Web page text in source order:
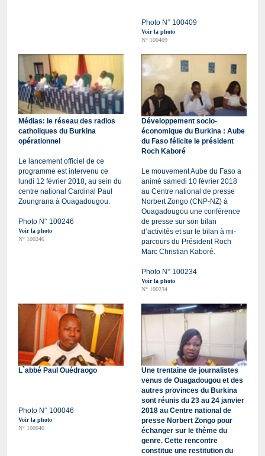
Photo N° 100409
Voir la photo
N° 100409
Médias: le réseau des radios
catholiques du Burkina
opérationnel
Le lancement officiel de ce
programme est intervenu ce
lundi 12 février 2018, au sein du
centre national Cardinal Paul
Zoungrana à Ouagadougou.
Photo N° 100246
Voir la photo
N° 100246
Développement socio-
économique du Burkina : Aube
du Faso félicite le président
Roch Kaboré
Le mouvement Aube du Faso a
animé samedi 10 février 2018
au Centre national de presse
Norbert Zongo (CNP-NZ) à
Ouagadougou une conférence
de presse sur son bilan
d’activités et sur le bilan à mi-
parcours du Président Roch
Marc Christian Kaboré.
Photo N° 100234
Voir la photo
N° 100234
L`abbé Paul Ouédraogo
Photo N° 100046
Voir la photo
N° 100046
Une trentaine de journalistes
venus de Ouagadougou et des
autres provinces du Burkina
sont réunis du 23 au 24 janvier
2018 au Centre national de
presse Norbert Zongo pour
échanger sur le thème du
genre. Cette rencontre
constitue une restitution du